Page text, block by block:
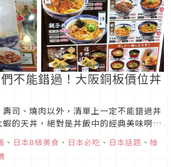
不能錯過！大阪銅板價位丼
司、燒肉以外，清單上一定不能錯過丼
的天丼，絕對是丼飯中的經典美味啊!
柚子胡椒分享的口袋名單美食~平價又
、 日本B級美食 、 日本必吃 、 日本話題 、 柚